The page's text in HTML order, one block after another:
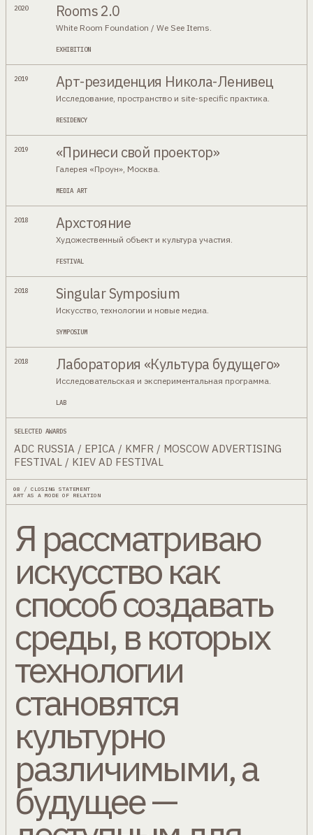
2020 Rooms 2.0
White Room Foundation / We See Items.
EXHIBITION
2019 Арт-резиденция Никола-Ленивец
Исследование, пространство и site-specific практика.
RESIDENCY
2019 «Принеси свой проектор»
Галерея «Проун», Москва.
MEDIA ART
2018 Архстояние
Художественный объект и культура участия.
FESTIVAL
2018 Singular Symposium
Искусство, технологии и новые медиа.
SYMPOSIUM
2018 Лаборатория «Культура будущего»
Исследовательская и экспериментальная программа.
LAB
SELECTED AWARDS
ADC RUSSIA / EPICA / KMFR / MOSCOW ADVERTISING
FESTIVAL / KIEV AD FESTIVAL
08 / CLOSING STATEMENT
ART AS A MODE OF RELATION
Я рассматриваю
искусство как
способ создавать
среды, в которых
технологии
становятся
культурно
различимыми, а
будущее —